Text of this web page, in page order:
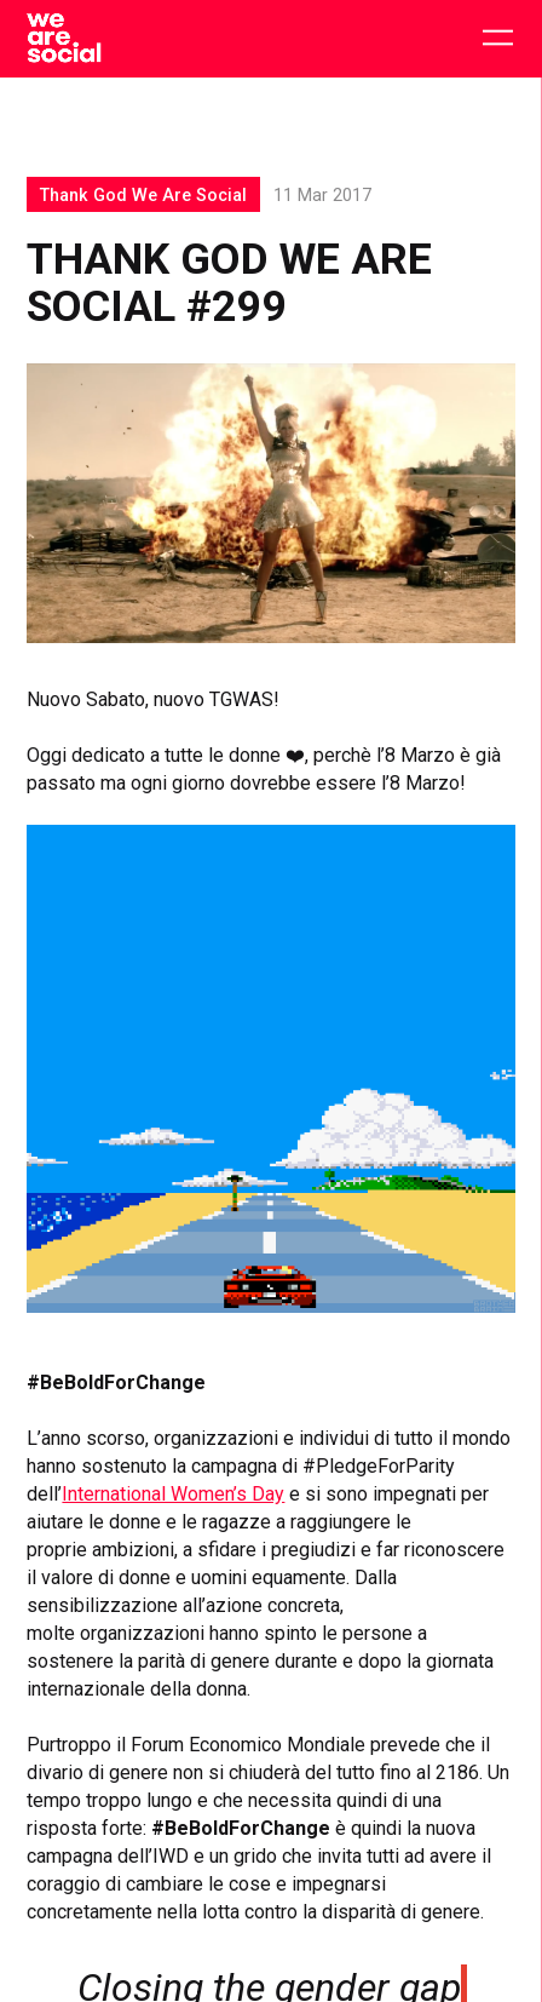
Skip
content
THANK GOD WE ARE
SOCIAL #299
Thank God We Are Social 11 Mar 2017
Nuovo Sabato, nuovo TGWAS!
Oggi dedicato a tutte le donne ❤️, perchè l’8 Marzo è già
passato ma ogni giorno dovrebbe essere l’8 Marzo!
#BeBoldForChange
L’anno scorso, organizzazioni e individui di tutto il mondo
hanno sostenuto la campagna di #PledgeForParity
dell’International Women’s Day e si sono impegnati per
aiutare le donne e le ragazze a raggiungere le
proprie ambizioni, a sfidare i pregiudizi e far riconoscere
il valore di donne e uomini equamente. Dalla
sensibilizzazione all’azione concreta,
molte organizzazioni hanno spinto le persone a
sostenere la parità di genere durante e dopo la giornata
internazionale della donna.
Purtroppo il Forum Economico Mondiale prevede che il
divario di genere non si chiuderà del tutto fino al 2186. Un
tempo troppo lungo e che necessita quindi di una
risposta forte: #BeBoldForChange è quindi la nuova
campagna dell’IWD e un grido che invita tutti ad avere il
coraggio di cambiare le cose e impegnarsi
concretamente nella lotta contro la disparità di genere.
Closing the gender gap